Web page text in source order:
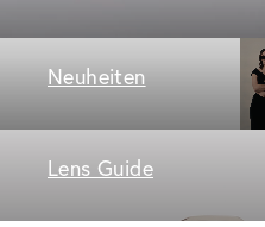
Neuheiten
Lens Guide